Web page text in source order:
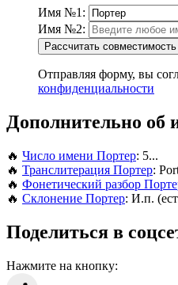
Имя №1:
Имя №2:
Рассчитать совместимость
Отправляя форму, вы
конфиденциальности
Дополнительно об
🔥 Число имени Портер: 5...
🔥 Транслитерация Портер:
🔥 Фонетический разбор
🔥 Склонение Портер: И.п.
Поделиться в
Нажмите на кнопку: